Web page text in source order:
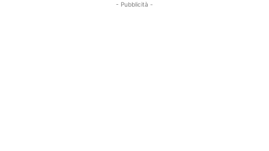
- Pubblicità -